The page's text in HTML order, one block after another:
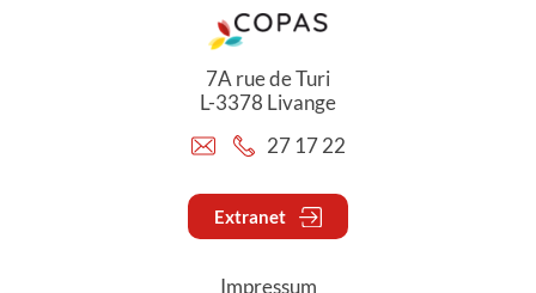
7A rue de Turi
L-3378 Livange
27 17 22
Extranet
Impressum